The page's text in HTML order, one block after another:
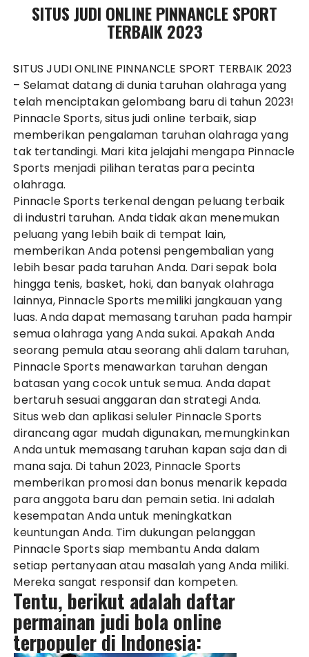
SITUS JUDI ONLINE PINNANCLE SPORT
TERBAIK 2023
SITUS JUDI ONLINE PINNANCLE SPORT TERBAIK 2023
– Selamat datang di dunia taruhan olahraga yang
telah menciptakan gelombang baru di tahun 2023!
Pinnacle Sports, situs judi online terbaik, siap
memberikan pengalaman taruhan olahraga yang
tak tertandingi. Mari kita jelajahi mengapa Pinnacle
Sports menjadi pilihan teratas para pecinta
olahraga.
Pinnacle Sports terkenal dengan peluang terbaik
di industri taruhan. Anda tidak akan menemukan
peluang yang lebih baik di tempat lain,
memberikan Anda potensi pengembalian yang
lebih besar pada taruhan Anda. Dari sepak bola
hingga tenis, basket, hoki, dan banyak olahraga
lainnya, Pinnacle Sports memiliki jangkauan yang
luas. Anda dapat memasang taruhan pada hampir
semua olahraga yang Anda sukai. Apakah Anda
seorang pemula atau seorang ahli dalam taruhan,
Pinnacle Sports menawarkan taruhan dengan
batasan yang cocok untuk semua. Anda dapat
bertaruh sesuai anggaran dan strategi Anda.
Situs web dan aplikasi seluler Pinnacle Sports
dirancang agar mudah digunakan, memungkinkan
Anda untuk memasang taruhan kapan saja dan di
mana saja. Di tahun 2023, Pinnacle Sports
memberikan promosi dan bonus menarik kepada
para anggota baru dan pemain setia. Ini adalah
kesempatan Anda untuk meningkatkan
keuntungan Anda. Tim dukungan pelanggan
Pinnacle Sports siap membantu Anda dalam
setiap pertanyaan atau masalah yang Anda miliki.
Mereka sangat responsif dan kompeten.
Tentu, berikut adalah daftar
permainan judi bola online
terpopuler di Indonesia: